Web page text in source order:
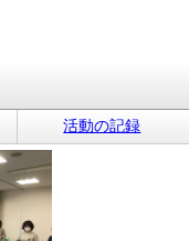
活動の記録